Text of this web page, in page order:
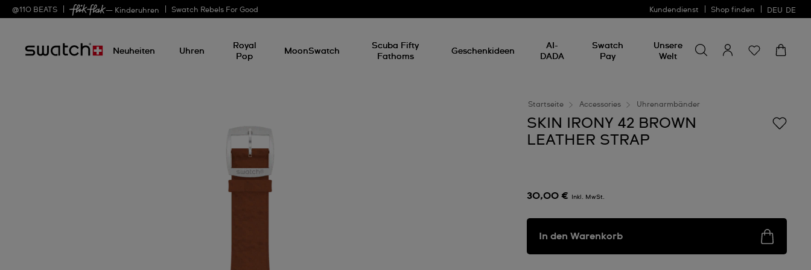
@110 BEATS — Kinderuhren Swatch Rebels For Good Kundendienst Shop finden DEU DE
Neuheiten Uhren
Royal
Pop
MoonSwatch
Scuba Fifty
Fathoms
Geschenkideen
AI-
DADA
Swatch
Pay
Unsere
Welt
etwas
suchen
Startseite Accessories Uhrenarmbänder
SKIN IRONY 42 BROWN
LEATHER STRAP
30,00 € Inkl. MwSt.
In den Warenkorb